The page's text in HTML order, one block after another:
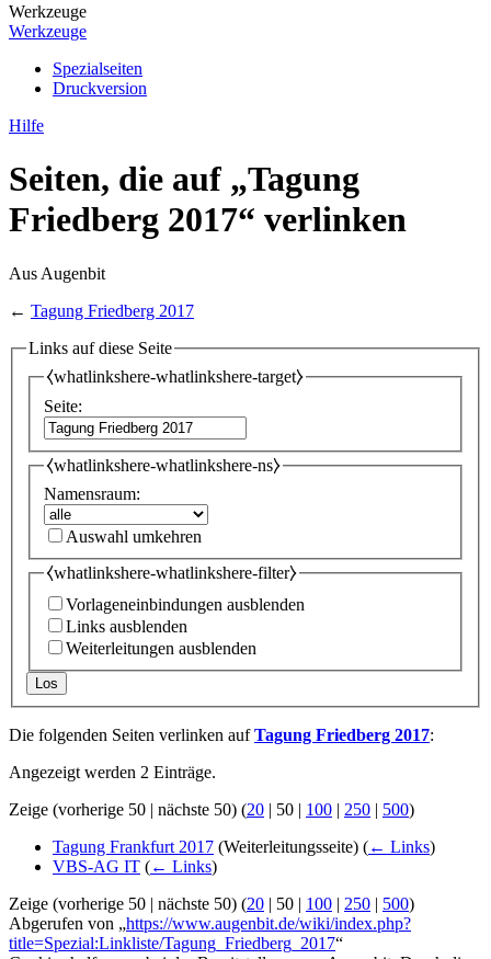
Werkzeuge
Werkzeuge
Spezialseiten
Druckversion
Hilfe
Seiten, die auf „Tagung
Friedberg 2017“ verlinken
Aus Augenbit
← Tagung Friedberg 2017
Links auf diese Seite
⧼whatlinkshere-whatlinkshere-target⧽
Seite:
⧼whatlinkshere-whatlinkshere-ns⧽
Namensraum:
Auswahl umkehren
⧼whatlinkshere-whatlinkshere-filter⧽
Vorlageneinbindungen ausblenden
Links ausblenden
Weiterleitungen ausblenden
Los
Die folgenden Seiten verlinken aufTagung Friedberg 2017:
Angezeigt werden 2 Einträge.
Zeige (vorherige 50 | nächste 50) (20 | 50 | 100 | 250 | 500)
Tagung Frankfurt 2017 (Weiterleitungsseite) (← Links)
VBS-AG IT (← Links)
Zeige (vorherige 50 | nächste 50) (20 | 50 | 100 | 250 | 500)
Abgerufen von „https://www.augenbit.de/wiki/index.php?
title=Spezial:Linkliste/Tagung_Friedberg_2017“